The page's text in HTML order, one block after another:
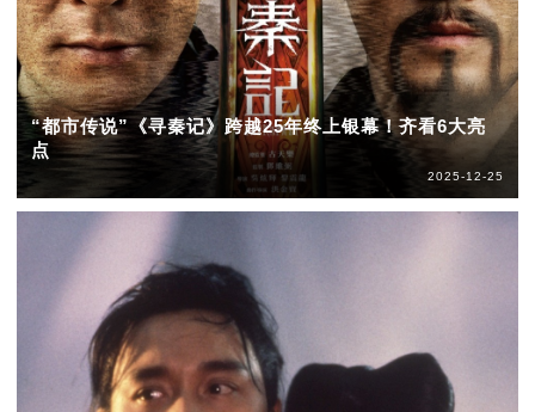
“都市传说”《寻秦记》跨越25年终上银幕！齐看6大亮
点
2025-12-25